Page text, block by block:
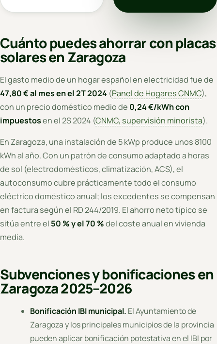
Cuánto puedes ahorrar con placas
solares en Zaragoza
El gasto medio de un hogar español en electricidad fue de
47,80 € al mes en el 2T 2024 (Panel de Hogares CNMC),
con un precio doméstico medio de 0,24 €/kWh con
impuestosen el 2S 2024 (CNMC, supervisión minorista).
En Zaragoza, una instalación de 5 kWp produce unos 8100
kWh al año. Con un patrón de consumo adaptado a horas
de sol (electrodomésticos, climatización, ACS), el
autoconsumo cubre prácticamente todo el consumo
eléctrico doméstico anual; los excedentes se compensan
en factura según el RD 244/2019. El ahorro neto típico se
sitúa entre el 50 % y el 70 %del coste anual en vivienda
media.
Subvenciones y bonificaciones en
Zaragoza 2025–2026
Bonificación IBI municipal. El Ayuntamiento de
Zaragoza y los principales municipios de la provincia
pueden aplicar bonificación potestativa en el IBI por